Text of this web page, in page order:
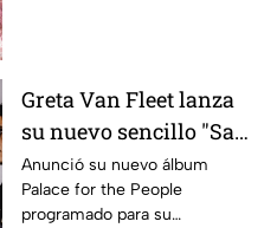
Greta Van Fleet lanza
su nuevo sencillo "Saw
you stand"
Anunció su nuevo álbum
Palace for the People
programado para su